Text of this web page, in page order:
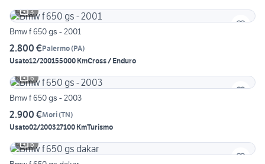
3
Bmw f 650 gs - 2001
2.800 €Palermo(PA)
Usato12/200155000 KmCross / Enduro
6
Bmw f 650 gs - 2003
2.900 €Mori(TN)
Usato02/200327100 KmTurismo
6